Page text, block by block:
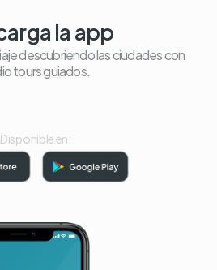
la app
descubriendo las ciudades con
tours guiados.
Disponible en: